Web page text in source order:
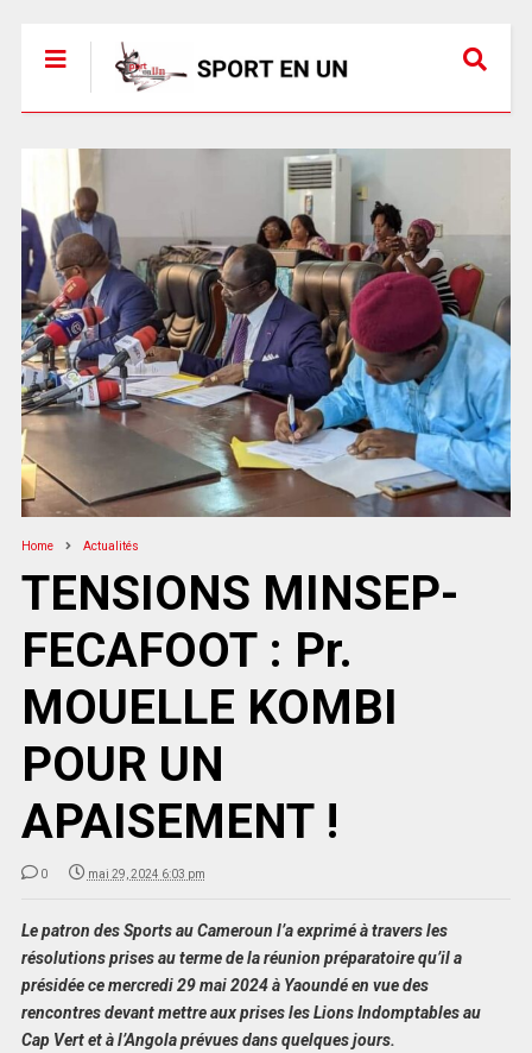
Home Actualités
TENSIONS MINSEP-
FECAFOOT : Pr.
MOUELLE KOMBI
POUR UN
APAISEMENT !
0 mai 29, 2024 6:03 pm
Le patron des Sports au Cameroun l’a exprimé à travers les
résolutions prises au terme de la réunion préparatoire qu’il a
présidée ce mercredi 29 mai 2024 à Yaoundé en vue des
rencontres devant mettre aux prises les Lions Indomptables au
Cap Vert et à l’Angola prévues dans quelques jours.